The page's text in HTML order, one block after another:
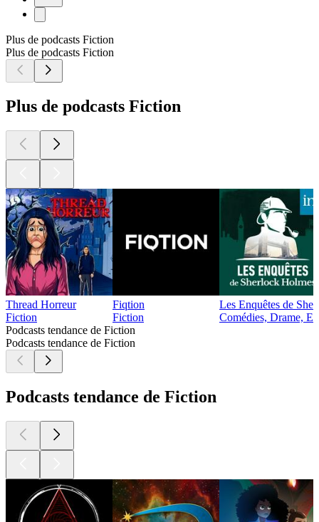
Plus de podcasts Fiction
Plus de podcasts Fiction
Plus de podcasts Fiction
Thread Horreur
Fiction
Fiqtion
Fiction
Les Enquêtes de
Comédies, Drame,
Podcasts tendance de Fiction
Podcasts tendance de Fiction
Podcasts tendance de Fiction